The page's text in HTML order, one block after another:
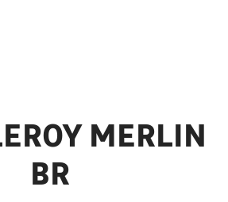
MERLIN
BR